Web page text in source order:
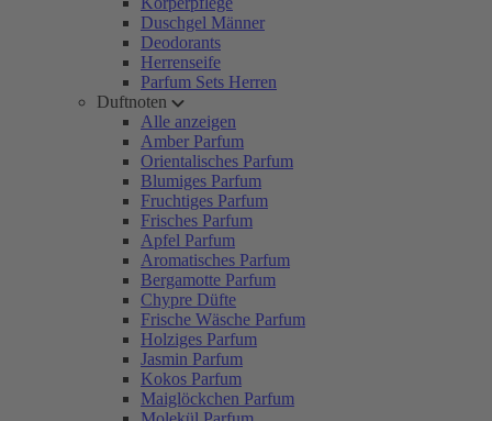
Duschgel Männer
Deodorants
Herrenseife
Parfum Sets Herren
Duftnoten
Alle anzeigen
Amber Parfum
Orientalisches Parfum
Blumiges Parfum
Fruchtiges Parfum
Frisches Parfum
Apfel Parfum
Aromatisches Parfum
Bergamotte Parfum
Chypre Düfte
Frische Wäsche Parfum
Holziges Parfum
Jasmin Parfum
Kokos Parfum
Maiglöckchen Parfum